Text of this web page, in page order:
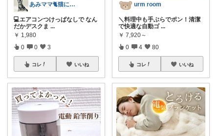
あみママ🐈猫に起こされた日は朝コレ派
💻エアコンつけっぱなしで なん
だかデスクま ...
￥ 1,980
0 0 3
コレ いいね
urm room
＼料理中も手ぶらでポン！清潔
で快適な自動ゴ ...
￥ 7,920～
0 4 80
コレ いいね